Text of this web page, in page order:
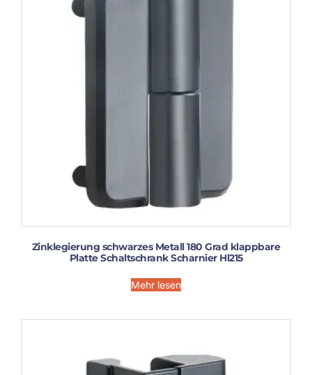
Zinklegierung schwarzes Metall 180 Grad klappbare
Platte Schaltschrank Scharnier Hl215
Mehr lesen